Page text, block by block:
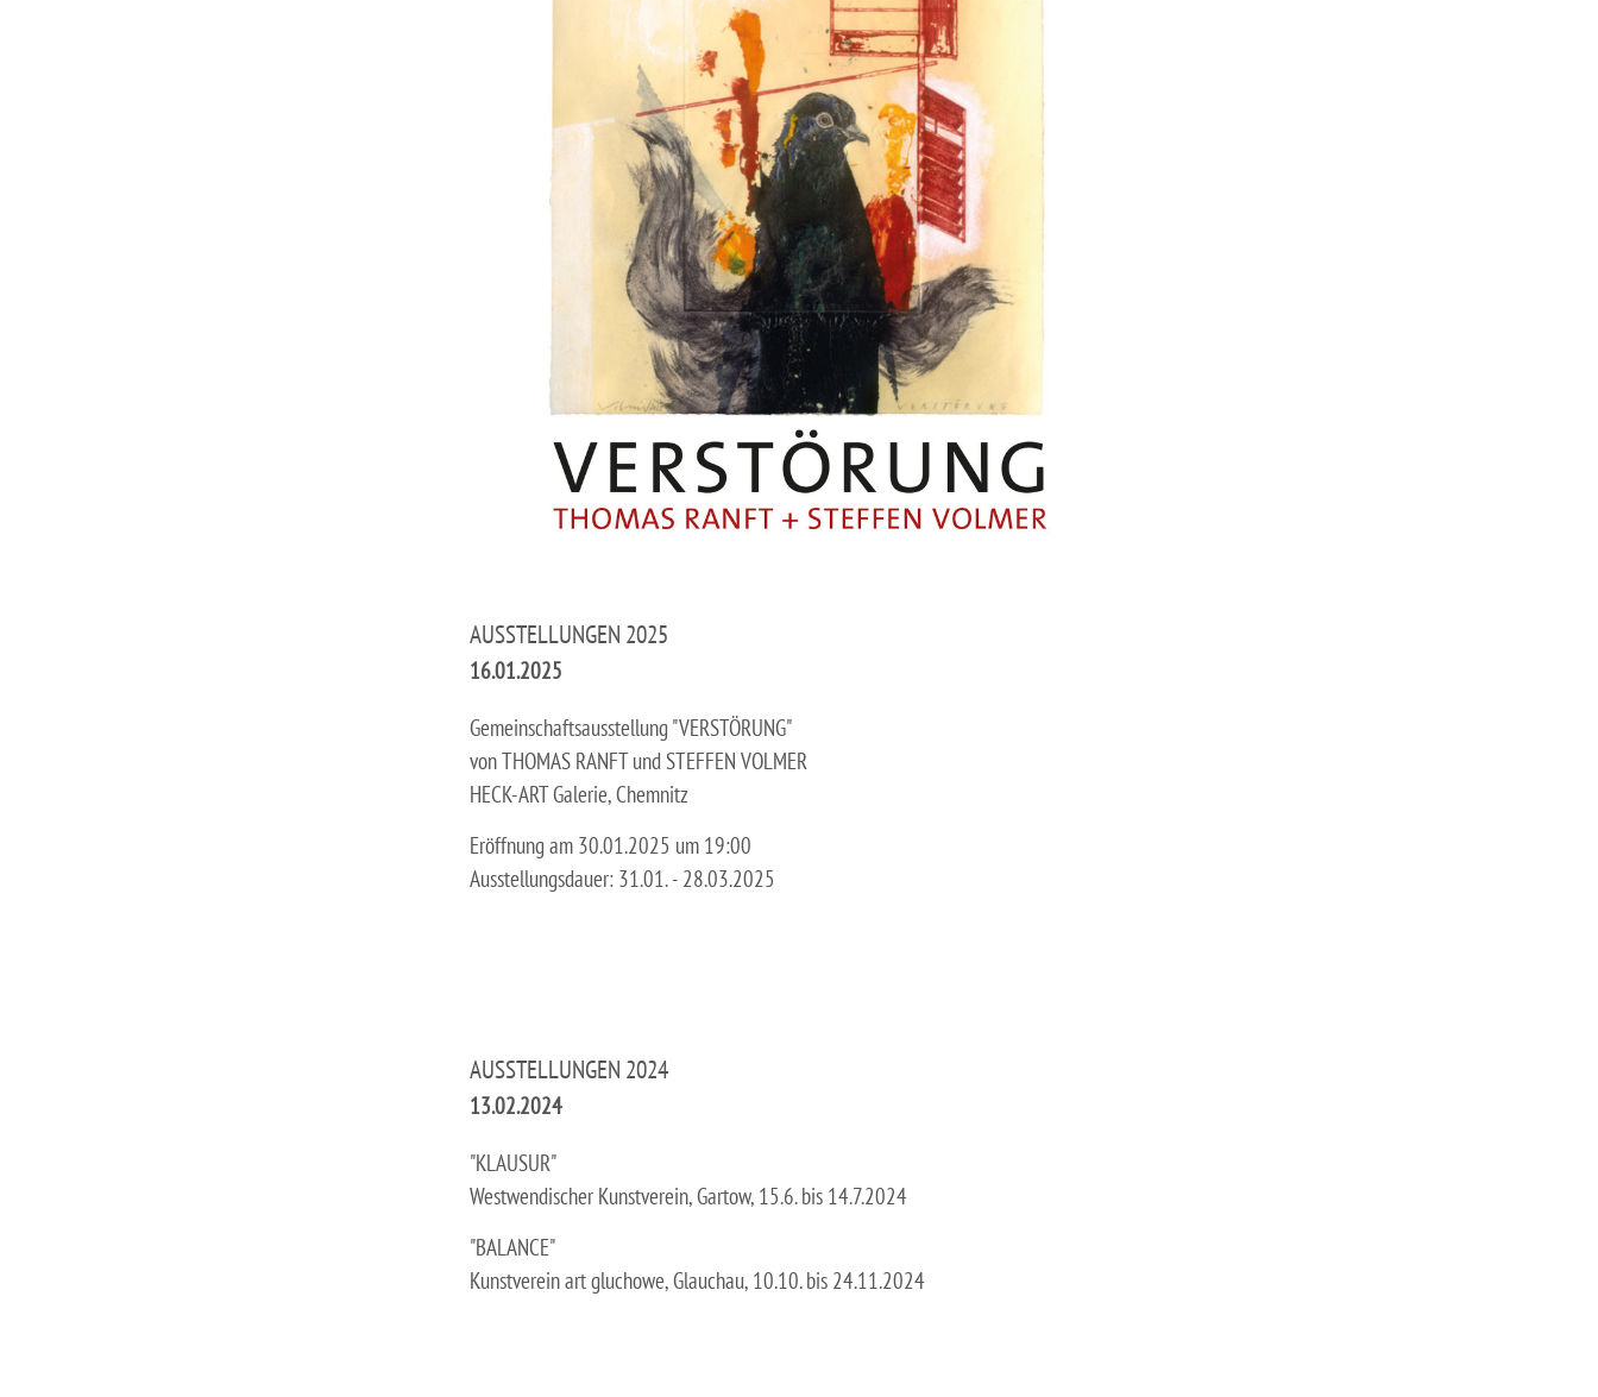
AUSSTELLUNGEN 2025
16.01.2025
Gemeinschaftsausstellung "VERSTÖRUNG"
von THOMAS RANFT und STEFFEN VOLMER
HECK-ART Galerie, Chemnitz
Eröffnung am 30.01.2025 um 19:00
Ausstellungsdauer: 31.01. - 28.03.2025
AUSSTELLUNGEN 2024
13.02.2024
"KLAUSUR"
Westwendischer Kunstverein, Gartow, 15.6. bis 14.7.2024
"BALANCE"
Kunstverein art gluchowe, Glauchau, 10.10. bis 24.11.2024